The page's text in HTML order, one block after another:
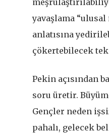
yavaşlama “ulusal
anlatısına
çökertebilecek
Pekin açısından
soru üretir.
Gençler neden
pahalı, gelecek